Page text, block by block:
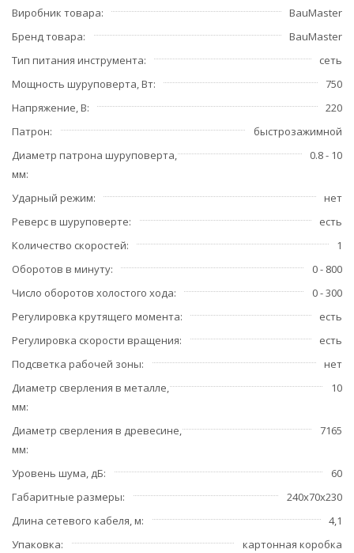
Виробник товара
BauMaster
Бренд товара
BauMaster
Тип питания инструмента
сеть
Мощность шуруповерта, Вт
750
Напряжение, В
220
Патрон
быстрозажимной
Диаметр патрона шуруповерта,
мм
0.8 - 10
Ударный режим
нет
Реверс в шуруповерте
есть
Количество скоростей
1
Оборотов в минуту
0 - 800
Число оборотов холостого хода
0 - 300
Регулировка крутящего момента
есть
Регулировка скорости вращения
есть
Подсветка рабочей зоны
нет
Диаметр сверления в металле,
мм
10
Диаметр сверления в древесине,
мм
7165
Уровень шума, дБ
60
Габаритные размеры
240х70х230
Длина сетевого кабеля, м
4,1
Упаковка
картонная коробка